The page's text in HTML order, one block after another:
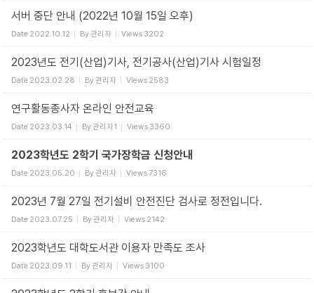
서버 중단 안내 (2022년 10월 15일 오후)
Date 2022.10.12 By관리자 Views 3202
2023년도 전기(산업)기사, 전기공사(산업)기사 시험일정
Date 2023.02.28 By관리자 Views 2583
연구활동종사자 온라인 안전교육
Date 2023.03.14 By관리자1 Views 3360
2023학년도 2학기 국가장학금 신청안내
Date 2023.05.20 By관리자 Views 7316
2023년 7월 27일 전기설비 안전진단 검사로 정전입니다.
Date 2023.07.25 By관리자 Views 2142
2023학년도 대학도서관 이용자 만족도 조사
Date 2023.09.11 By관리자 Views 3100